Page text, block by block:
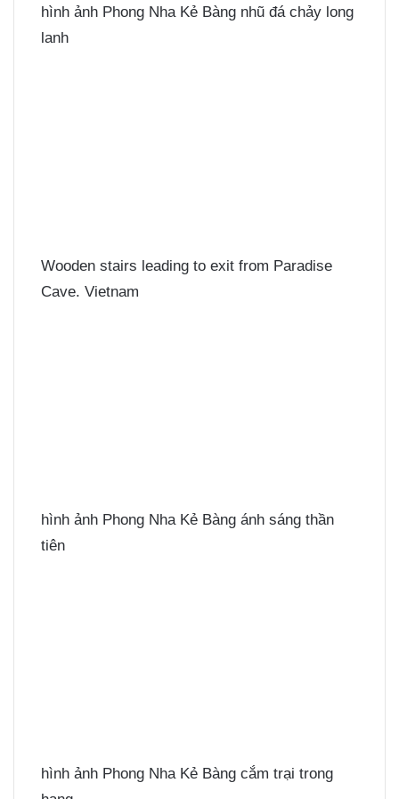
hình ảnh Phong Nha Kẻ Bàng nhũ đá chảy long
lanh
Wooden stairs leading to exit from Paradise
Cave. Vietnam
hình ảnh Phong Nha Kẻ Bàng ánh sáng thần
tiên
hình ảnh Phong Nha Kẻ Bàng cắm trại trong